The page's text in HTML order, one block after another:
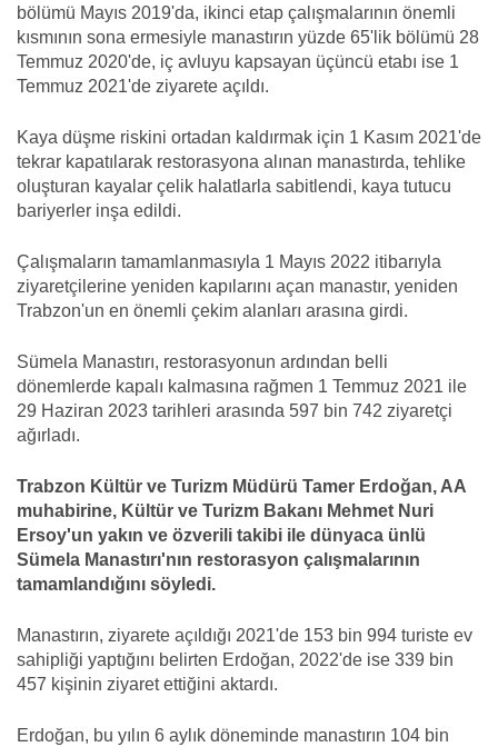
bölümü Mayıs 2019'da, ikinci etap çalışmalarının önemli
kısmının sona ermesiyle manastırın yüzde 65'lik bölümü 28
Temmuz 2020'de, iç avluyu kapsayan üçüncü etabı ise 1
Temmuz 2021'de ziyarete açıldı.
Kaya düşme riskini ortadan kaldırmak için 1 Kasım 2021'de
tekrar kapatılarak restorasyona alınan manastırda, tehlike
oluşturan kayalar çelik halatlarla sabitlendi, kaya tutucu
bariyerler inşa edildi.
Çalışmaların tamamlanmasıyla 1 Mayıs 2022 itibarıyla
ziyaretçilerine yeniden kapılarını açan manastır, yeniden
Trabzon'un en önemli çekim alanları arasına girdi.
Sümela Manastırı, restorasyonun ardından belli
dönemlerde kapalı kalmasına rağmen 1 Temmuz 2021 ile
29 Haziran 2023 tarihleri arasında 597 bin 742 ziyaretçi
ağırladı.
Trabzon Kültür ve Turizm Müdürü Tamer Erdoğan, AA
muhabirine, Kültür ve Turizm Bakanı Mehmet Nuri
Ersoy'un yakın ve özverili takibi ile dünyaca ünlü
Sümela Manastırı'nın restorasyon çalışmalarının
tamamlandığını söyledi.
Manastırın, ziyarete açıldığı 2021'de 153 bin 994 turiste ev
sahipliği yaptığını belirten Erdoğan, 2022'de ise 339 bin
457 kişinin ziyaret ettiğini aktardı.
Erdoğan, bu yılın 6 aylık döneminde manastırın 104 bin